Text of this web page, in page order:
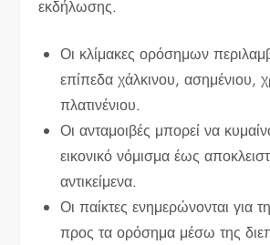
εκδήλωσης.
Οι κλίμακες ορόσημων
επίπεδα χάλκινου, ασημένιου,
πλατινένιου.
Οι ανταμοιβές μπορεί να
εικονικό νόμισμα έως
αντικείμενα.
Οι παίκτες ενημερώνονται για
προς τα ορόσημα μέσω της